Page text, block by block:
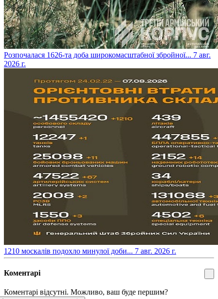
​Розпочалася 1626-та доба широкомасштабної збройної... 7 авг.
2026 г.
​1210 москалів подохло минулої доби... 7 авг. 2026 г.
Коментарі
Коментарі відсутні. Можливо, ваш буде першим?